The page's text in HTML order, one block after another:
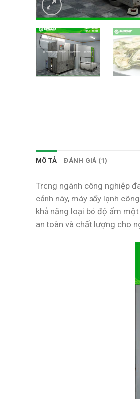
MÔ TẢ ĐÁNH GIÁ (1)
Trong ngành công nghiệp
cảnh này, máy sấy lạnh
khả năng loại bỏ độ ẩm
an toàn và chất lượng cho